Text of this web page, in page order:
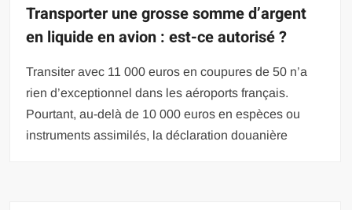
Transporter une grosse somme d’argent
en liquide en avion : est-ce autorisé ?
Transiter avec 11 000 euros en coupures de 50 n’a
rien d’exceptionnel dans les aéroports français.
Pourtant, au-delà de 10 000 euros en espèces ou
instruments assimilés, la déclaration douanière